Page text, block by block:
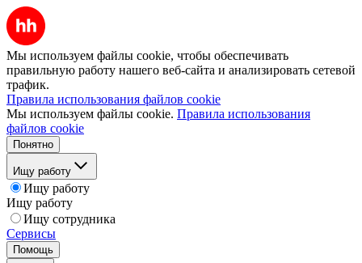
Мы используем файлы cookie, чтобы обеспечивать
правильную работу нашего веб-сайта и анализировать сетевой
трафик.
Правила использования файлов cookie
Мы используем файлы cookie. Правила использования
файлов cookie
Понятно
Ищу работу
Ищу работу
Ищу работу
Ищу сотрудника
Сервисы
Помощь